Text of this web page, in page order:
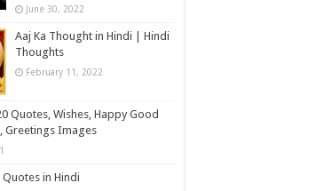
June 30, 2022
Aaj Ka Thought in Hindi | Hindi
Thoughts
February 11, 2022
Quotes, Wishes, Happy Good
Greetings Images
in Hindi